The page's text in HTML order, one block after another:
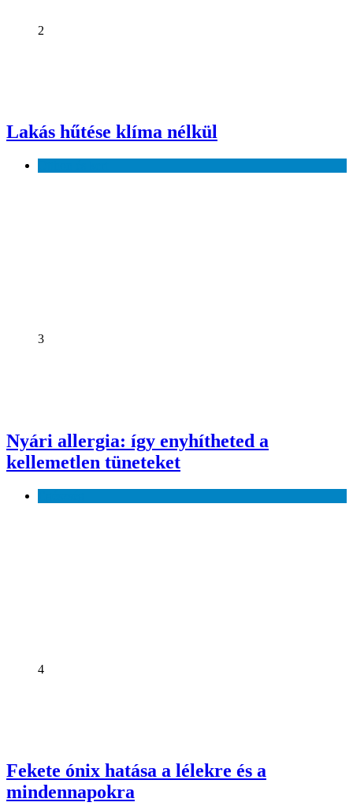
2
Lakás hűtése klíma nélkül
3
Nyári allergia: így enyhítheted a
kellemetlen tüneteket
4
Fekete ónix hatása a lélekre és a
mindennapokra